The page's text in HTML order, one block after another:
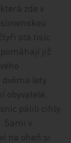
zde v
sta tisíc
pomáhají již
lety.
obyvatelé,
pálili cihly
Sami v
na oheň si